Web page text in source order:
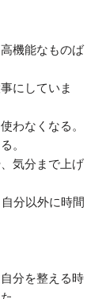
機能なものば
にしていま
わなくなる。
。
気分まで上げ
分以外に時間
分を整える時